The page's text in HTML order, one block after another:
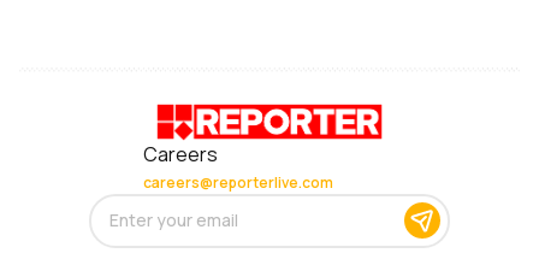
Careers
careers@reporterlive.com